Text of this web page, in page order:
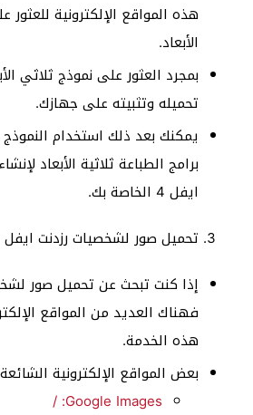
هذه المواقع الإلكترونية للعثور
الأبعاد.
بمجرد العثور على نموذج ثلاثي
تحميله وتثبيته على جهازك.
يمكنك بعد ذلك استخدام النموذج
برامج الطباعة ثلاثية الأبعاد
ايفل 4 الخاصة بك.
تحميل صور لشخصيات رزدنت ايفل 4:
فهناك العديد من المواقع
هذه الخدمة.
بعض المواقع الإلكترونية
Google Images:
/